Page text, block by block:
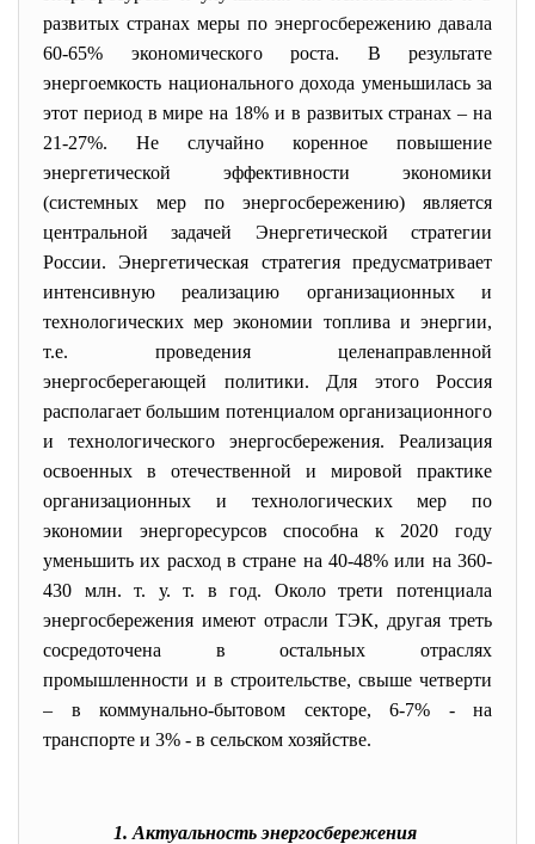
развитых странах меры по энергосбережению давала
60-65% экономического роста. В результате
энергоемкость национального дохода уменьшилась за
этот период в мире на 18% и в развитых странах – на
21-27%. Не случайно коренное повышение
энергетической эффективности экономики
(системных мер по энергосбережению) является
центральной задачей Энергетической стратегии
России. Энергетическая стратегия предусматривает
интенсивную реализацию организационных и
технологических мер экономии топлива и энергии,
т.е. проведения целенаправленной
энергосберегающей политики. Для этого Россия
располагает большим потенциалом организационного
и технологического энергосбережения. Реализация
освоенных в отечественной и мировой практике
организационных и технологических мер по
экономии энергоресурсов способна к 2020 году
уменьшить их расход в стране на 40-48% или на 360-
430 млн. т. у. т. в год. Около трети потенциала
энергосбережения имеют отрасли ТЭК, другая треть
сосредоточена в остальных отраслях
промышленности и в строительстве, свыше четверти
– в коммунально-бытовом секторе, 6-7% - на
транспорте и 3% - в сельском хозяйстве.
1. Актуальность энергосбережения